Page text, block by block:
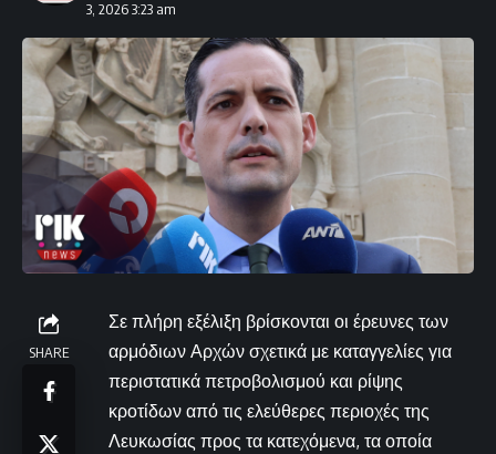
3, 2026 3:23 am
SHARE
Σε πλήρη εξέλιξη βρίσκονται οι έρευνες των
αρμόδιων Αρχών σχετικά με καταγγελίες για
περιστατικά πετροβολισμού και ρίψης
κροτίδων από τις ελεύθερες περιοχές της
Λευκωσίας προς τα κατεχόμενα, τα οποία